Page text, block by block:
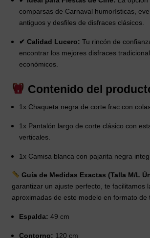
comparsas de Carnaval humorísticas,
antiguos y desfiles de disfraces clásicos.
✔ Calidad Lucero: Tu rincón de
encontrar los mejores disfraces
económicos.
Contenido del
1x Chaqueta negra de corte frac con
1x Pantalón largo de corte clásico con
verticales.
1x Camisa blanca con pajarita negra
Guía de Medidas Exactas (Talla M/L
garantizar un ajuste perfecto, te facilitamos
aproximadas de este modelo en formato de
Espalda: 49 cm
Contorno: 120 cm